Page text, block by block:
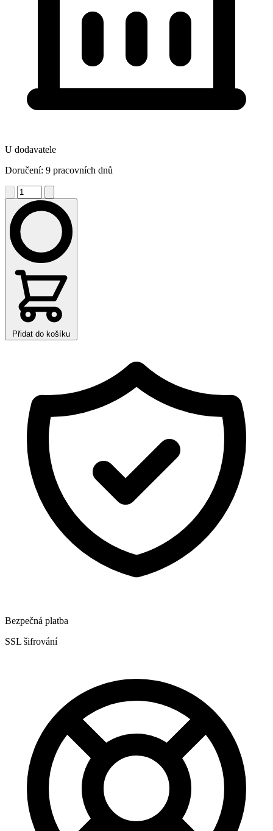
U dodavatele
Doručení: 9 pracovních dnů
Přidat do košíku
Bezpečná platba
SSL šifrování